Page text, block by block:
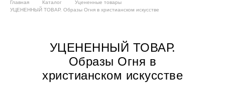
Главная Каталог
Уцененные товары
УЦЕНЕННЫЙ ТОВАР. Образы Огня в христианском искусстве
УЦЕНЕННЫЙ ТОВАР.
Образы Огня в
христианском искусстве